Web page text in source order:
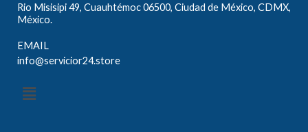
Rio Misisipi 49, Cuauhtémoc 06500, Ciudad de México, CDMX,
México.
EMAIL
info@servicior24.store
Menú